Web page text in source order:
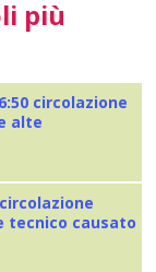
più
circolazione
alte
tecnico causato